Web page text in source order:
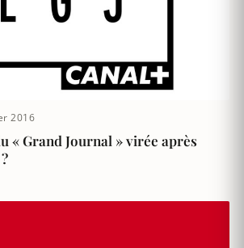
2016
« Grand Journal » virée après